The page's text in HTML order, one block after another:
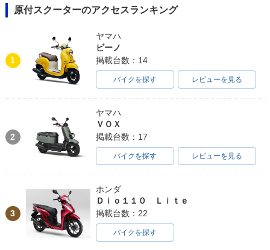
原付スクーターのアクセスランキング
1
ヤマハ
ビーノ
掲載台数：14
バイクを探す レビューを見る
2
ヤマハ
ＶＯＸ
掲載台数：17
バイクを探す レビューを見る
3
ホンダ
Ｄｉｏ１１０ Ｌｉｔｅ
掲載台数：22
バイクを探す